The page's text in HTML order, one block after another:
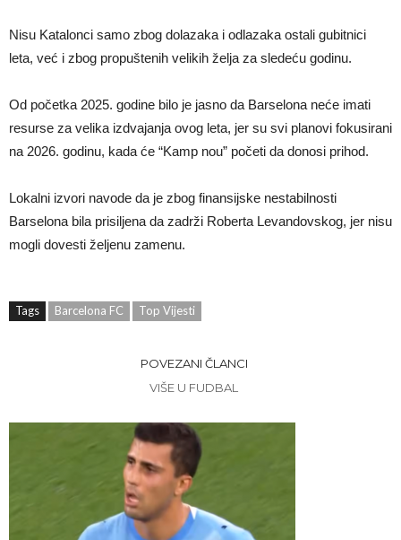
Nisu Katalonci samo zbog dolazaka i odlazaka ostali gubitnici
leta, već i zbog propuštenih velikih želja za sledeću godinu.
Od početka 2025. godine bilo je jasno da Barselona neće imati
resurse za velika izdvajanja ovog leta, jer su svi planovi fokusirani
na 2026. godinu, kada će “Kamp nou” početi da donosi prihod.
Lokalni izvori navode da je zbog finansijske nestabilnosti
Barselona bila prisiljena da zadrži Roberta Levandovskog, jer nisu
mogli dovesti željenu zamenu.
Tags Barcelona FC Top Vijesti
POVEZANI ČLANCI
VIŠE U FUDBAL